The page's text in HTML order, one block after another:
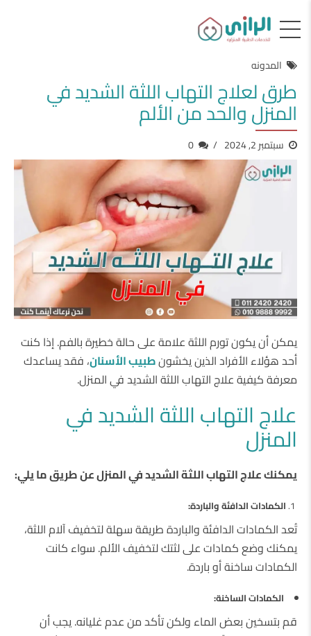
المدونه
طرق لعلاج التهاب اللثة الشديد في
المنزل والحد من الألم
سبتمبر 2, 2024 0
يمكن أن يكون تورم اللثة علامة على حالة خطيرة بالفم. إذا كنت
أحد هؤلاء الأفراد الذين يخشونطبيب الأسنان، فقد يساعدك
معرفة كيفية علاج التهاب اللثة الشديد في المنزل.
علاج التهاب اللثة الشديد في
المنزل
يمكنك علاج التهاب اللثة الشديد في المنزل عن طريق ما يلي:
الكمادات الدافئة والباردة:
تُعد الكمادات الدافئة والباردة طريقة سهلة لتخفيف آلام اللثة،
يمكنك وضع كمادات على لثتك لتخفيف الألم. سواء كانت
الكمادات ساخنة أو باردة.
الكمادات الساخنة:
قم بتسخين بعض الماء ولكن تأكد من عدم غليانه. يجب أن